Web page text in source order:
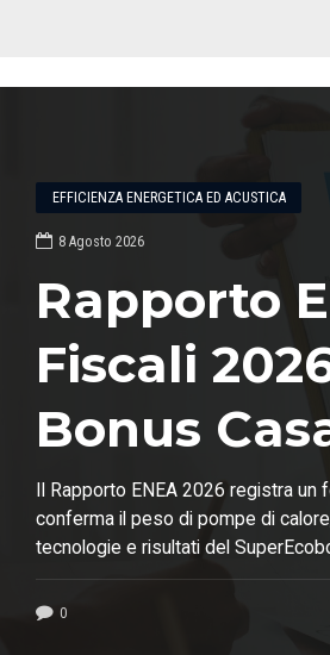
EFFICIENZA ENERGETICA ED ACUSTICA
8 Agosto 2026
Rapporto
Fiscali
Bonus
della
energetica
Il Rapporto ENEA 2026 registra
conferma il peso di pompe di
tecnologie e risultati del
riqualificazione energetica.
0